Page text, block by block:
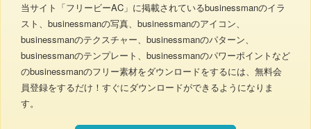
当サイト「フリービーAC」に掲載されているbusinessmanのイラ
スト、businessmanの写真、businessmanのアイコン、
businessmanのテクスチャー、businessmanのパターン、
businessmanのテンプレート、businessmanのパワーポイントなど
のbusinessmanのフリー素材をダウンロードをするには、無料会
員登録をするだけ！すぐにダウンロードができるようになりま
す。